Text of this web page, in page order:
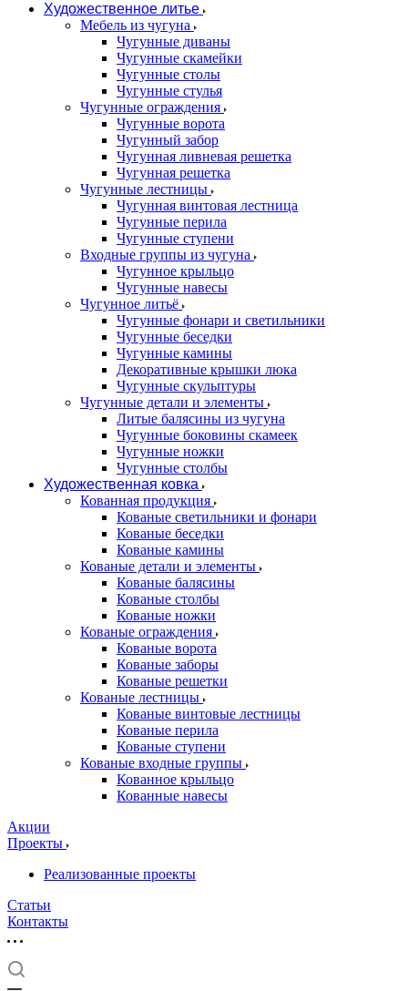
Художественное литье
Мебель из чугуна
Чугунные диваны
Чугунные скамейки
Чугунные столы
Чугунные стулья
Чугунные ограждения
Чугунные ворота
Чугунный забор
Чугунная ливневая решетка
Чугунная решетка
Чугунные лестницы
Чугунная винтовая лестница
Чугунные перила
Чугунные ступени
Входные группы из чугуна
Чугунное крыльцо
Чугунные навесы
Чугунное литьё
Чугунные фонари и светильники
Чугунные беседки
Чугунные камины
Декоративные крышки люка
Чугунные скульптуры
Чугунные детали и элементы
Литые балясины из чугуна
Чугунные боковины скамеек
Чугунные ножки
Чугунные столбы
Художественная ковка
Кованная продукция
Кованые светильники и фонари
Кованые беседки
Кованые камины
Кованые детали и элементы
Кованые балясины
Кованые столбы
Кованые ножки
Кованые ограждения
Кованые ворота
Кованые заборы
Кованые решетки
Кованые лестницы
Кованые винтовые лестницы
Кованые перила
Кованые ступени
Кованые входные группы
Кованное крыльцо
Кованные навесы
Акции
Проекты
Реализованные проекты
Статьи
Контакты